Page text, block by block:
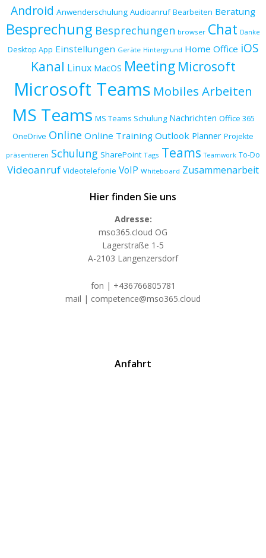
Android Anwenderschulung Audioanruf Bearbeiten Beratung
Besprechung Besprechungen browser Chat Danke
Desktop App Einstellungen Geräte Hintergrund Home Office iOS
Kanal Linux MacOS Meeting Microsoft
Microsoft Teams Mobiles Arbeiten
MS Teams MS Teams Schulung Nachrichten Office 365
OneDrive Online Online Training Outlook Planner Projekte
präsentieren Schulung SharePoint Tags Teams Teamwork To-Do
Videoanruf Videotelefonie VoIP Whiteboard Zusammenarbeit
Hier finden Sie uns
Adresse:
mso365.cloud OG
Lagerstraße 1-5
A-2103 Langenzersdorf
fon | +436766805781
mail | competence@mso365.cloud
Anfahrt